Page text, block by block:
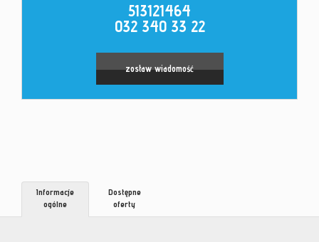
513121464
032 340 33 22
zostaw wiadomość
Informacje
ogólne
Dostępne
oferty